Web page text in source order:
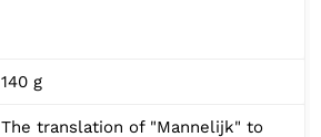
140 g
The translation of "Mannelijk" to